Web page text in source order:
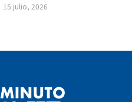
15 julio, 2026